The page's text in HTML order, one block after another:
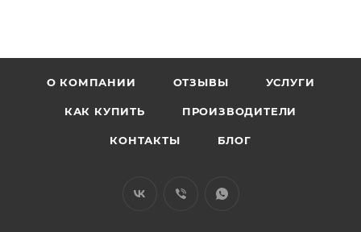
О КОМПАНИИ ОТЗЫВЫ УСЛУГИ
КАК КУПИТЬ ПРОИЗВОДИТЕЛИ
КОНТАКТЫ БЛОГ